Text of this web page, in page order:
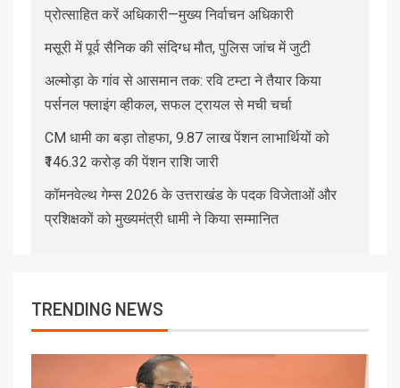
प्रोत्साहित करें अधिकारी—मुख्य निर्वाचन अधिकारी
मसूरी में पूर्व सैनिक की संदिग्ध मौत, पुलिस जांच में जुटी
अल्मोड़ा के गांव से आसमान तक: रवि टम्टा ने तैयार किया
पर्सनल फ्लाइंग व्हीकल, सफल ट्रायल से मची चर्चा
CM धामी का बड़ा तोहफा, 9.87 लाख पेंशन लाभार्थियों को
₹146.32 करोड़ की पेंशन राशि जारी
कॉमनवेल्थ गेम्स 2026 के उत्तराखंड के पदक विजेताओं और
प्रशिक्षकों को मुख्यमंत्री धामी ने किया सम्मानित
TRENDING NEWS